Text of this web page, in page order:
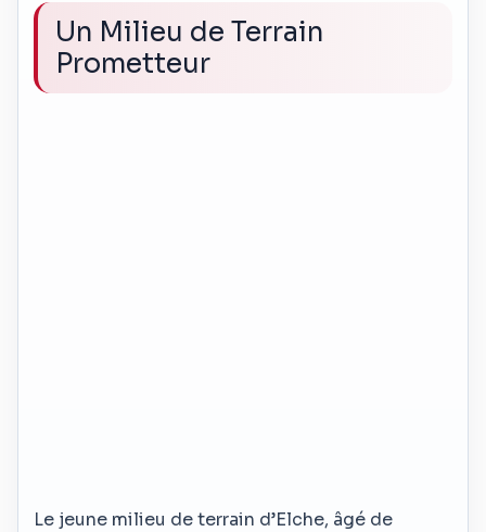
Un Milieu de Terrain
Prometteur
Le jeune milieu de terrain d’Elche, âgé de